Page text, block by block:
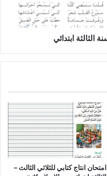
ابتدائي
امتحان انتاج كتابي للثلاثي الثالث –